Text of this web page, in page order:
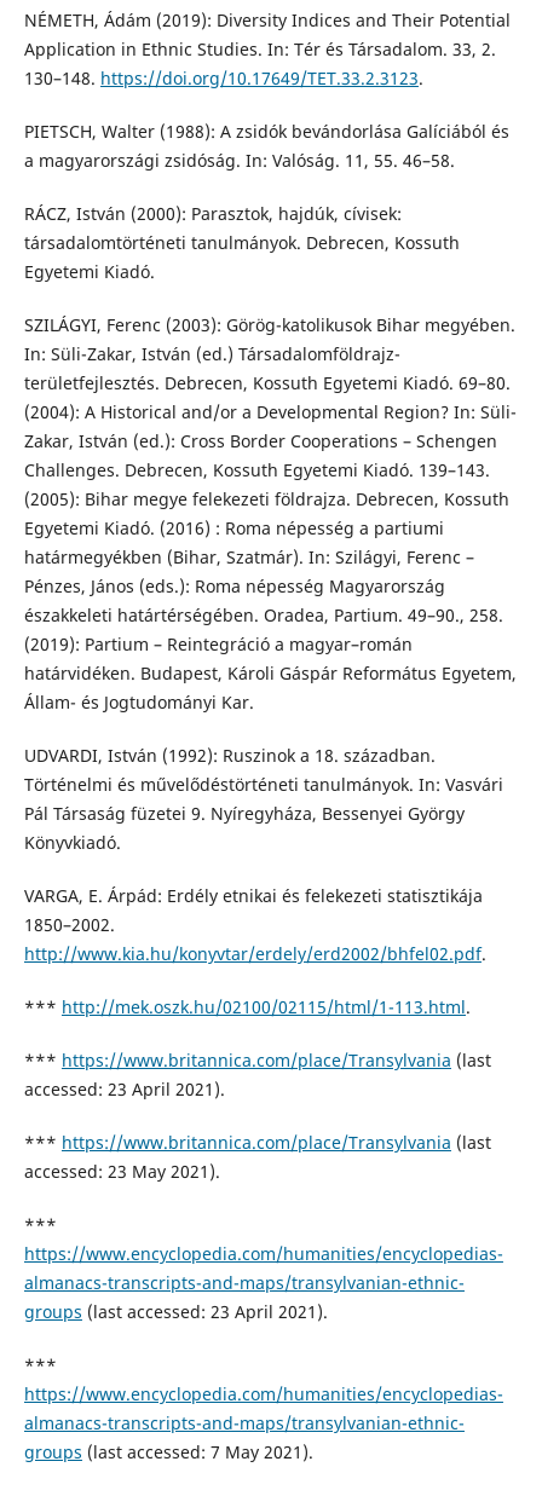
NÉMETH, Ádám (2019): Diversity Indices and Their Potential
Application in Ethnic Studies. In: Tér és Társadalom. 33, 2.
130–148. https://doi.org/10.17649/TET.33.2.3123.
PIETSCH, Walter (1988): A zsidók bevándorlása Galíciából és
a magyarországi zsidóság. In: Valóság. 11, 55. 46–58.
RÁCZ, István (2000): Parasztok, hajdúk, cívisek:
társadalomtörténeti tanulmányok. Debrecen, Kossuth
Egyetemi Kiadó.
SZILÁGYI, Ferenc (2003): Görög-katolikusok Bihar megyében.
In: Süli-Zakar, István (ed.) Társadalomföldrajz-
területfejlesztés. Debrecen, Kossuth Egyetemi Kiadó. 69–80.
(2004): A Historical and/or a Developmental Region? In: Süli-
Zakar, István (ed.): Cross Border Cooperations – Schengen
Challenges. Debrecen, Kossuth Egyetemi Kiadó. 139–143.
(2005): Bihar megye felekezeti földrajza. Debrecen, Kossuth
Egyetemi Kiadó. (2016) : Roma népesség a partiumi
határmegyékben (Bihar, Szatmár). In: Szilágyi, Ferenc –
Pénzes, János (eds.): Roma népesség Magyarország
északkeleti határtérségében. Oradea, Partium. 49–90., 258.
(2019): Partium – Reintegráció a magyar–román
határvidéken. Budapest, Károli Gáspár Református Egyetem,
Állam- és Jogtudományi Kar.
UDVARDI, István (1992): Ruszinok a 18. században.
Történelmi és művelődéstörténeti tanulmányok. In: Vasvári
Pál Társaság füzetei 9. Nyíregyháza, Bessenyei György
Könyvkiadó.
VARGA, E. Árpád: Erdély etnikai és felekezeti statisztikája
1850–2002.
http://www.kia.hu/konyvtar/erdely/erd2002/bhfel02.pdf.
*** http://mek.oszk.hu/02100/02115/html/1-113.html.
*** https://www.britannica.com/place/Transylvania (last
accessed: 23 April 2021).
*** https://www.britannica.com/place/Transylvania (last
accessed: 23 May 2021).
***
https://www.encyclopedia.com/humanities/encyclopedias-
almanacs-transcripts-and-maps/transylvanian-ethnic-
groups (last accessed: 23 April 2021).
***
https://www.encyclopedia.com/humanities/encyclopedias-
almanacs-transcripts-and-maps/transylvanian-ethnic-
groups (last accessed: 7 May 2021).